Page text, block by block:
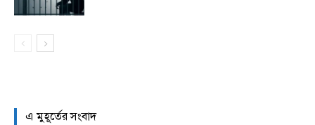
এ মুহূর্তের সংবাদ